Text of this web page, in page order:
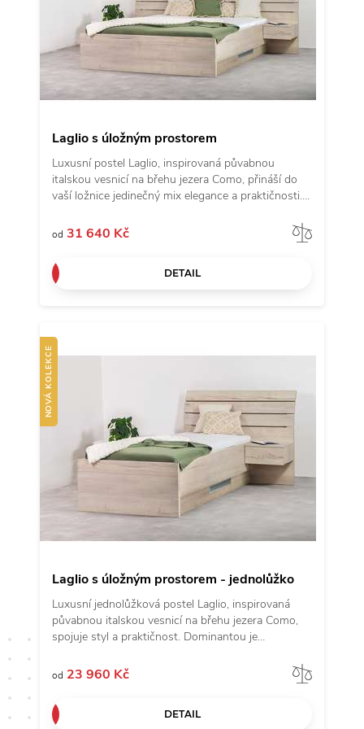
Laglio s úložným prostorem
Luxusní postel Laglio, inspirovaná půvabnou
italskou vesnicí na břehu jezera Como, přináší do
vaší ložnice jedinečný mix elegance a praktičnosti.
zaoblení evokuje klidné vlny jezera Como – ideální
relaxaci. Tato varianta je navíc vybavena praktickým
úložným prostorem, který skvěle poslouží k
nadčasový design, který dokonale zapadne do
moderního i klasického interiéru. Postel Laglio
harmonickou ložnicovou sestavu.
od 31 640 Kč
DETAIL
Laglio s úložným prostorem - jednolůžko
NOVÁ KOLEKCE
Luxusní jednolůžková postel Laglio, inspirovaná
půvabnou italskou vesnicí na břehu jezera Como,
spojuje styl a praktičnost. Dominantou je
evokuje klidné vlny jezera Como, a poskytuje tak
Vestavěný úložný prostor pod lůžkem je ideálním
řešením pro uschování lůžkovin či dalších věcí, a
od 23 960 Kč
DETAIL